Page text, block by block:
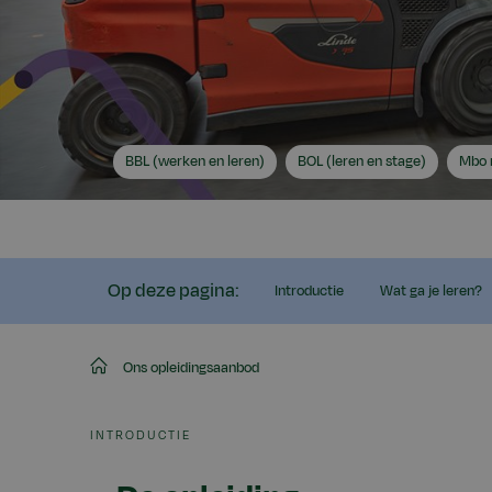
Ik
zoek
BBL (werken en leren)
Ik
zoek
BOL (leren en stage)
Mijn
Mbo
Op deze pagina: Introductie Wat ga je leren?
Aeres
MBO
Ons opleidingsaanbod
INTRODUCTIE